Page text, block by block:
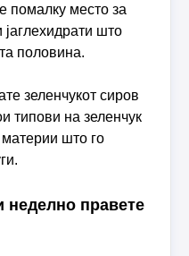
помалку место за
јаглехидрати што
половина.
зеленчукот сиров
типови на зеленчук
што го
неделно правете